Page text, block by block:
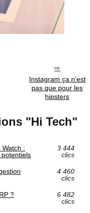
Instagram ça n'est
pas que pour les
hipsters
"Hi Tech"
:
3 444
clics
4 460
clics
?
6 482
clics